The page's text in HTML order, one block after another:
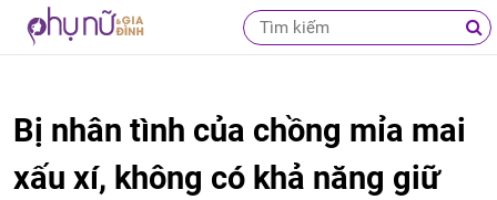
Bị nhân tình của chồng mỉa mai
xấu xí, không có khả năng giữ